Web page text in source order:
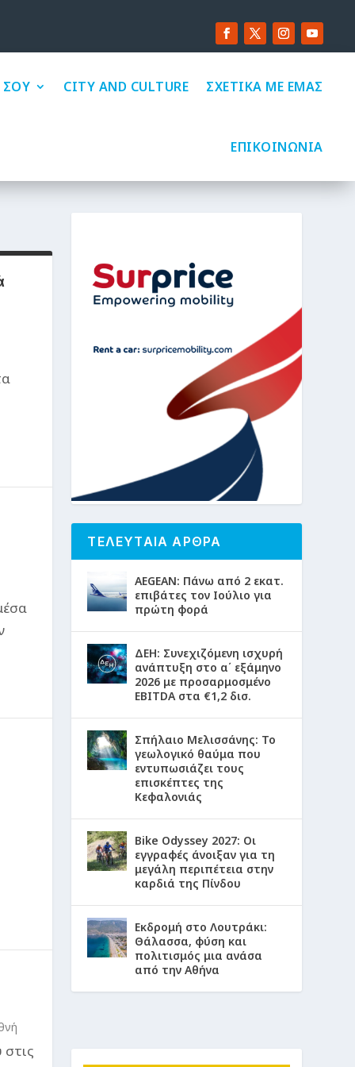
ΣΟΥ CITY AND CULTURE ΣΧΕΤΙΚΑ ΜΕ ΕΜΑΣ
ΕΠΙΚΟΙΝΩΝΙΑ
στις
ΤΕΛΕΥΤΑΙΑ ΑΡΘΡΑ
AEGEAN: Πάνω από 2 εκατ.
επιβάτες τον Ιούλιο για
πρώτη φορά
ΔΕΗ: Συνεχιζόμενη ισχυρή
ανάπτυξη στο α΄ εξάμηνο
2026 με προσαρμοσμένο
EBITDA στα €1,2 δισ.
Σπήλαιο Μελισσάνης: Το
γεωλογικό θαύμα που
εντυπωσιάζει τους
επισκέπτες της
Κεφαλονιάς
Bike Odyssey 2027: Οι
εγγραφές άνοιξαν για τη
μεγάλη περιπέτεια στην
καρδιά της Πίνδου
Εκδρομή στο Λουτράκι:
Θάλασσα, φύση και
πολιτισμός μια ανάσα
από την Αθήνα